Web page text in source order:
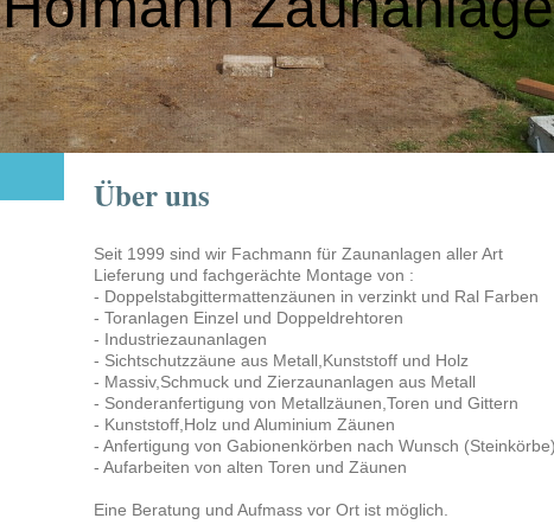
Über uns
Seit 1999 sind wir Fachmann für Zaunanlagen aller Art
Lieferung und fachgerächte Montage von :
- Doppelstabgittermattenzäunen in verzinkt und Ral Farben
- Toranlagen Einzel und Doppeldrehtoren
- Industriezaunanlagen
- Sichtschutzzäune aus Metall,Kunststoff und Holz
- Massiv,Schmuck und Zierzaunanlagen aus Metall
- Sonderanfertigung von Metallzäunen,Toren und Gittern
- Kunststoff,Holz und Aluminium Zäunen
- Anfertigung von Gabionenkörben nach Wunsch
- Aufarbeiten von alten Toren und Zäunen
Eine Beratung und Aufmass vor Ort ist möglich.